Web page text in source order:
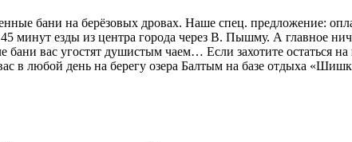
бани на берёзовых дровах. Наше спец. предложение:
минут езды из центра города через В. Пышму. А главное
бани вас угостят душистым чаем… Если захотите остаться
в любой день на берегу озера Балтым на базе отдыха